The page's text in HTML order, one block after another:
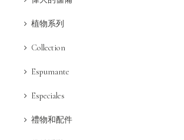
活动植物系列
Collection
Espumante
Especiales
禮物和配件